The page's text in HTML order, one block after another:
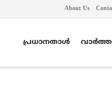
About Us
പ്രധാനതാൾ